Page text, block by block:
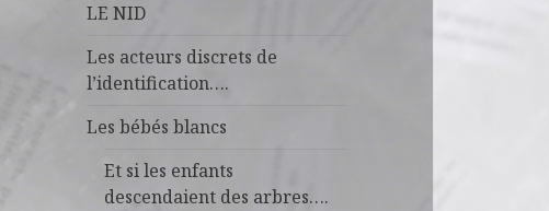
LE NID
Les acteurs discrets de
l’identification….
Les bébés blancs
Et si les enfants
descendaient des arbres….